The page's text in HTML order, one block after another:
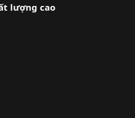
lượng cao